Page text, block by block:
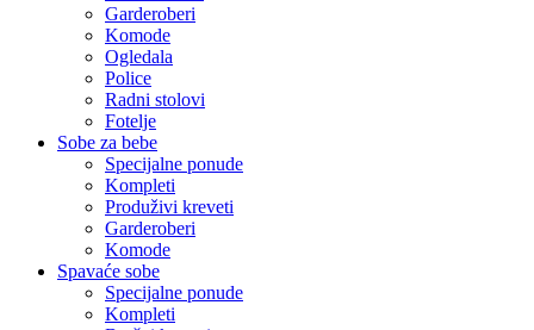
Garderoberi
Komode
Ogledala
Police
Radni stolovi
Fotelje
Sobe za bebe
Specijalne ponude
Kompleti
Produživi kreveti
Garderoberi
Komode
Spavaće sobe
Specijalne ponude
Kompleti